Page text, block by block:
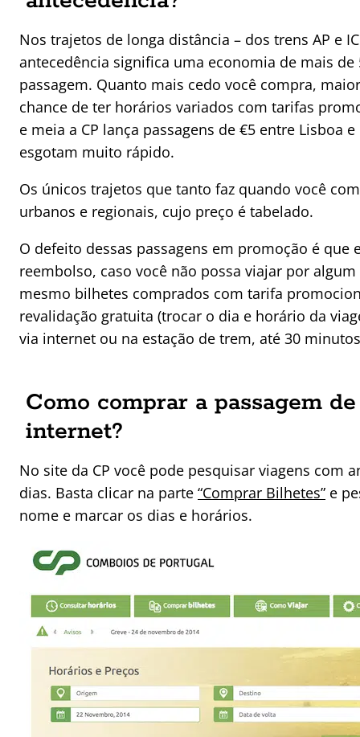
Nos trajetos de longa distância – dos trens AP e
antecedência significa uma economia de mais de
passagem. Quanto mais cedo você compra,
chance de ter horários variados com tarifas
e meia a CP lança passagens de €5 entre Lisboa
esgotam muito rápido.
Os únicos trajetos que tanto faz quando você
urbanos e regionais, cujo preço é tabelado.
O defeito dessas passagens em promoção é que
reembolso, caso você não possa viajar por
mesmo bilhetes comprados com tarifa
revalidação gratuita (trocar o dia e horário da
via internet ou na estação de trem, até 30
Como comprar a passagem
internet?
No site da CP você pode pesquisar viagens com
dias. Basta clicar na parte “Comprar Bilhetes” e
nome e marcar os dias e horários.